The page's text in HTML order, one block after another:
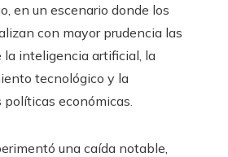
en un escenario donde los
con mayor prudencia las
la inteligencia artificial, la
tecnológico y la
económicas.
una caída notable,